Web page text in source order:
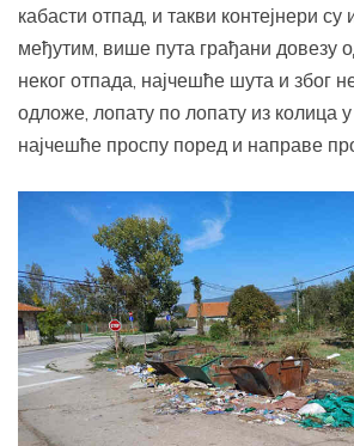
кабасти отпад, и такви контејнери
међутим, више пута грађани довезу
неког отпада, најчешће шута и због
одложе, лопату по лопату из колица у
најчешће проспу поред и направе